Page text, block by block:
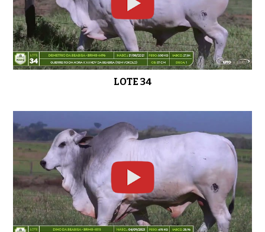
LOTE 34